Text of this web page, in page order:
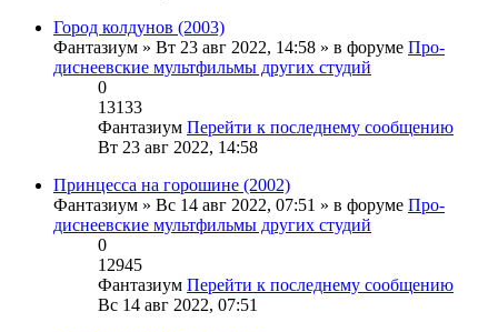
Город колдунов (2003)
Фантазиум » Вт 23 авг 2022, 14:58 » в форуме Про-
диснеевские мультфильмы других студий
0
13133
Фантазиум Перейти к последнему сообщению
Вт 23 авг 2022, 14:58
Принцесса на горошине (2002)
Фантазиум » Вс 14 авг 2022, 07:51 » в форуме Про-
диснеевские мультфильмы других студий
0
12945
Фантазиум Перейти к последнему сообщению
Вс 14 авг 2022, 07:51